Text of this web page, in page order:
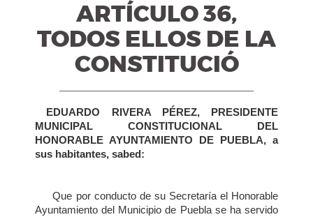
ARTÍCULO 36,
TODOS ELLOS DE LA
CONSTITUCIÓ
EDUARDO RIVERA PÉREZ, PRESIDENTE
MUNICIPAL CONSTITUCIONAL DEL
HONORABLE AYUNTAMIENTO DE PUEBLA, a
sus habitantes, sabed:
Que por conducto de su Secretaría el Honorable
Ayuntamiento del Municipio de Puebla se ha servido